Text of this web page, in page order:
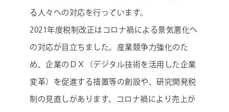
る人々への対応を行っています。
2021年度税制改正はコロナ禍による景気悪化へ
の対応が目立ちました。産業競争力強化のた
め、企業のＤＸ（デジタル技術を活用した企業
変革）を促進する措置等の創設や、研究開発税
制の見直しがあります。コロナ禍により売上が